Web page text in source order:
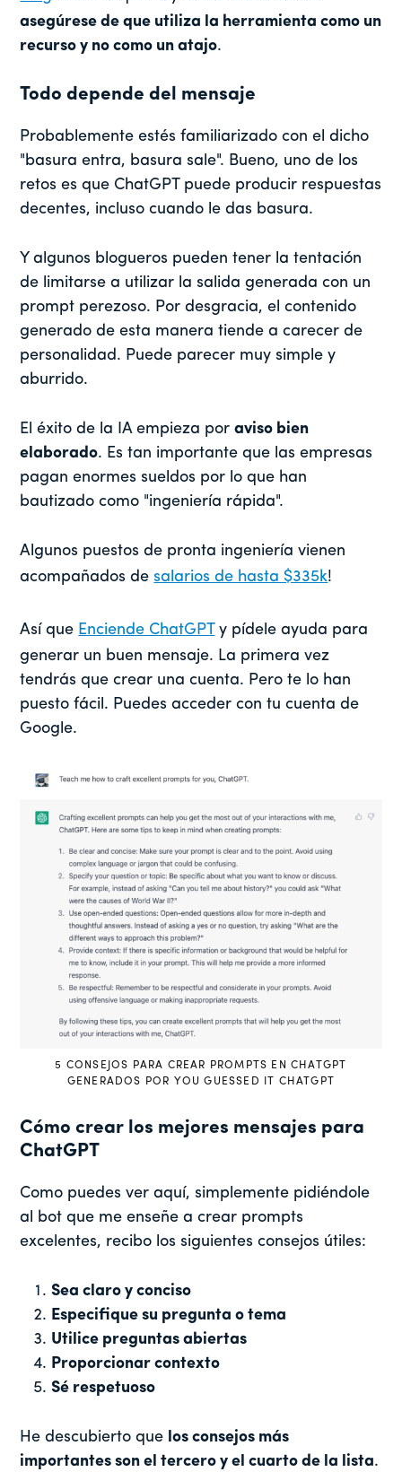
asegúrese de que utiliza la herramienta como un
recurso y no como un atajo.
Todo depende del mensaje
Probablemente estés familiarizado con el dicho
"basura entra, basura sale". Bueno, uno de los
retos es que ChatGPT puede producir respuestas
decentes, incluso cuando le das basura.
Y algunos blogueros pueden tener la tentación
de limitarse a utilizar la salida generada con un
prompt perezoso. Por desgracia, el contenido
generado de esta manera tiende a carecer de
personalidad. Puede parecer muy simple y
aburrido.
El éxito de la IA empieza poraviso bien
elaborado. Es tan importante que las empresas
pagan enormes sueldos por lo que han
bautizado como "ingeniería rápida".
Algunos puestos de pronta ingeniería vienen
acompañados desalarios de hasta $335k!
Así que Enciende ChatGPTy pídele ayuda para
generar un buen mensaje. La primera vez
tendrás que crear una cuenta. Pero te lo han
puesto fácil. Puedes acceder con tu cuenta de
Google.
5 CONSEJOS PARA CREAR PROMPTS EN CHATGPT
GENERADOS POR YOU GUESSED IT CHATGPT
Cómo crear los mejores mensajes para
ChatGPT
Como puedes ver aquí, simplemente pidiéndole
al bot que me enseñe a crear prompts
excelentes, recibo los siguientes consejos útiles:
Sea claro y conciso
Especifique su pregunta o tema
Utilice preguntas abiertas
Proporcionar contexto
Sé respetuoso
He descubierto que los consejos más
importantes son el tercero y el cuarto de la lista.